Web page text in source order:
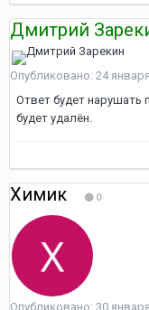
Дмитрий
Опубликовано: 24
Ответ будет нарушать
будет удалён.
Химик 0
Опубликовано: 30